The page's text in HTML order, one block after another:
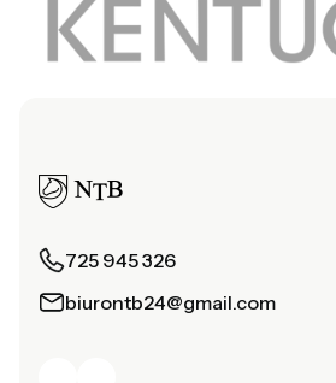
725 945 326
biurontb24@gmail.com